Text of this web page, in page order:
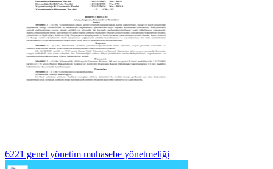
6221 genel yönetim muhasebe yönetmeliği